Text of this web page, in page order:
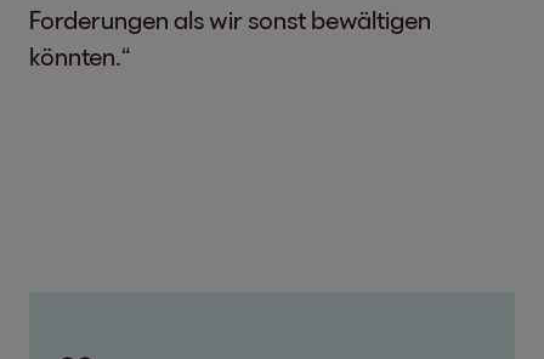
Forderungen als wir sonst bewältigen
könnten.“